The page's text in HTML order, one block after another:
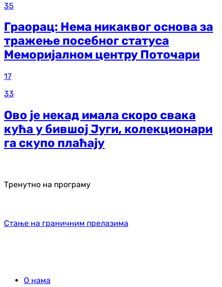
35
Граорац: Нема никаквог основа за
тражење посебног статуса
Меморијалном центру Поточари
17
33
Ово је некад имала скоро свака
кућа у бившој Југи, колекционари
га скупо плаћају
Тренутно на програму
Стање на граничним прелазима
О нама